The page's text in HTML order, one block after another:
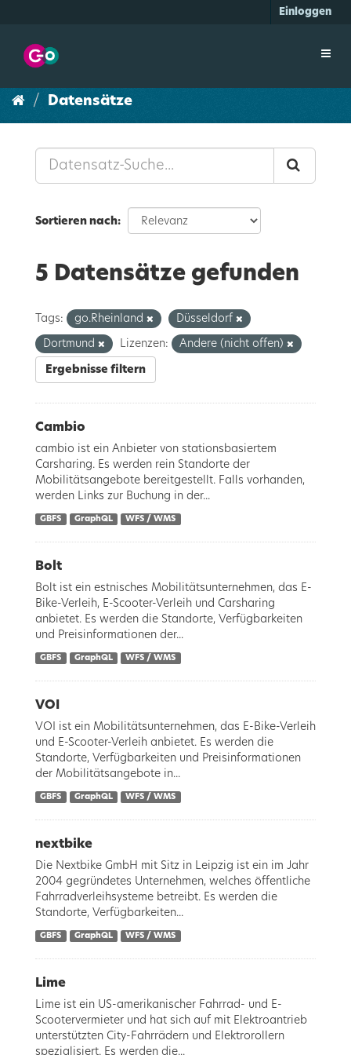
Einloggen
Datensätze
Sortieren nach
5 Datensätze gefunden
Tags: go.Rheinland Düsseldorf
Dortmund Lizenzen: Andere (nicht offen)
Ergebnisse filtern
Cambio
cambio ist ein Anbieter von stationsbasiertem
Carsharing. Es werden rein Standorte der
Mobilitätsangebote bereitgestellt. Falls vorhanden,
werden Links zur Buchung in der...
GBFS GraphQL WFS / WMS
Bolt
Bolt ist ein estnisches Mobilitätsunternehmen, das E-
Bike-Verleih, E-Scooter-Verleih und Carsharing
anbietet. Es werden die Standorte, Verfügbarkeiten
und Preisinformationen der...
GBFS GraphQL WFS / WMS
VOI
VOI ist ein Mobilitätsunternehmen, das E-Bike-Verleih
und E-Scooter-Verleih anbietet. Es werden die
Standorte, Verfügbarkeiten und Preisinformationen
der Mobilitätsangebote in...
GBFS GraphQL WFS / WMS
nextbike
Die Nextbike GmbH mit Sitz in Leipzig ist ein im Jahr
2004 gegründetes Unternehmen, welches öffentliche
Fahrradverleihsysteme betreibt. Es werden die
Standorte, Verfügbarkeiten...
GBFS GraphQL WFS / WMS
Lime
Lime ist ein US-amerikanischer Fahrrad- und E-
Scootervermieter und hat sich auf mit Elektroantrieb
unterstützten City-Fahrrädern und Elektrorollern
spezialisiert. Es werden die...